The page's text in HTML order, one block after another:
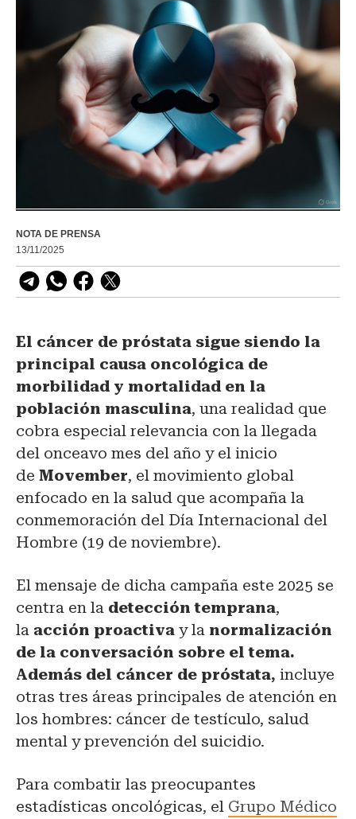
NOTA DE PRENSA
13/11/2025
El cáncer de próstata sigue siendo la
principal causa oncológica de
morbilidad y mortalidad en la
población masculina, una realidad que
cobra especial relevancia con la llegada
del onceavo mes del año y el inicio
de Movember, el movimiento global
enfocado en la salud que acompaña la
conmemoración del Día Internacional del
Hombre (19 de noviembre).
El mensaje de dicha campaña este 2025 se
centra en la detección temprana,
la acción proactiva y la normalización
de la conversación sobre el tema.
Además del cáncer de próstata, incluye
otras tres áreas principales de atención en
los hombres: cáncer de testículo, salud
mental y prevención del suicidio.
Para combatir las preocupantes
estadísticas oncológicas, el Grupo Médico